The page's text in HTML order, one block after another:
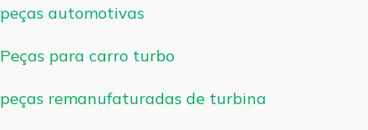
peças automotivas
Peças para carro turbo
peças remanufaturadas de turbina